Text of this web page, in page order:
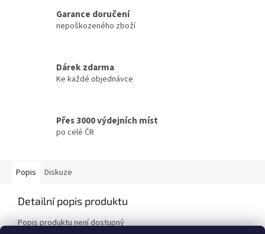
Garance doručení
nepoškozeného zboží
Dárek zdarma
Ke každé objednávce
Přes 3000 výdejních míst
po celé ČR
Popis Diskuze
Detailní popis produktu
Popis produktu není dostupný